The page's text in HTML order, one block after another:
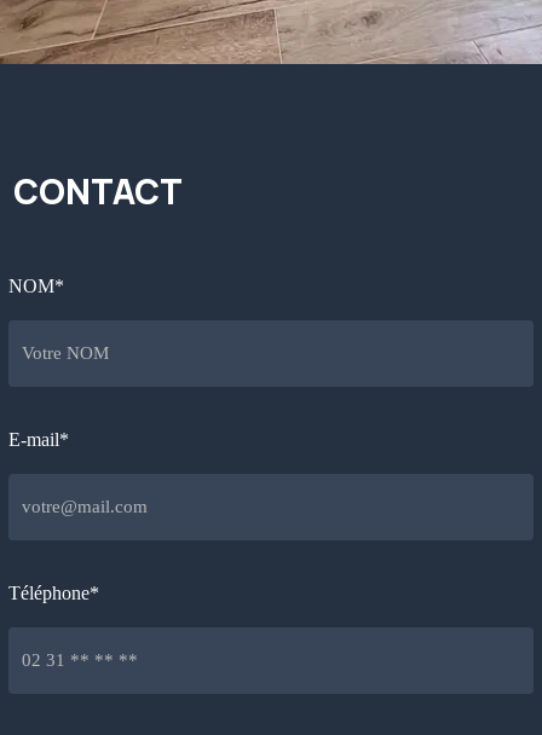
CONTACT
NOM*
E-mail*
Téléphone*